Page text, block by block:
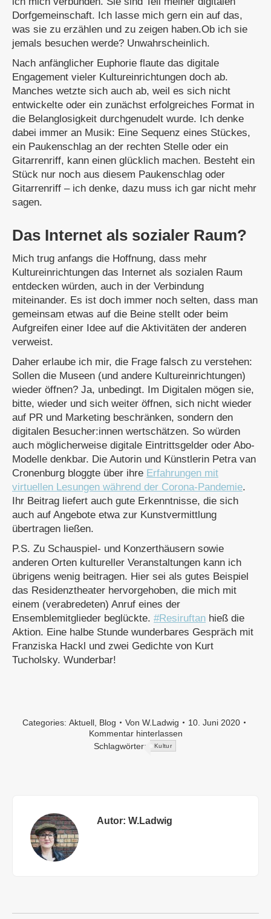
Dorfgemeinschaft. Ich lasse mich gern ein auf das,
was sie zu erzählen und zu zeigen haben.Ob ich sie
jemals besuchen werde? Unwahrscheinlich.
Nach anfänglicher Euphorie flaute das digitale
Engagement vieler Kultureinrichtungen doch ab.
Manches wetzte sich auch ab, weil es sich nicht
entwickelte oder ein zunächst erfolgreiches Format in
die Belanglosigkeit durchgenudelt wurde. Ich denke
dabei immer an Musik: Eine Sequenz eines Stückes,
ein Paukenschlag an der rechten Stelle oder ein
Gitarrenriff, kann einen glücklich machen. Besteht ein
Stück nur noch aus diesem Paukenschlag oder
Gitarrenriff – ich denke, dazu muss ich gar nicht mehr
sagen.
Das Internet als sozialer Raum?
Mich trug anfangs die Hoffnung, dass mehr
Kultureinrichtungen das Internet als sozialen Raum
entdecken würden, auch in der Verbindung
miteinander. Es ist doch immer noch selten, dass man
gemeinsam etwas auf die Beine stellt oder beim
Aufgreifen einer Idee auf die Aktivitäten der anderen
verweist.
Daher erlaube ich mir, die Frage falsch zu verstehen:
Sollen die Museen (und andere Kultureinrichtungen)
wieder öffnen? Ja, unbedingt. Im Digitalen mögen sie,
bitte, wieder und sich weiter öffnen, sich nicht wieder
auf PR und Marketing beschränken, sondern den
digitalen Besucher:innen wertschätzen. So würden
auch möglicherweise digitale Eintrittsgelder oder Abo-
Modelle denkbar. Die Autorin und Künstlerin Petra van
Cronenburg bloggte über ihre Erfahrungen mit
virtuellen Lesungen während der Corona-Pandemie.
Ihr Beitrag liefert auch gute Erkenntnisse, die sich
auch auf Angebote etwa zur Kunstvermittlung
übertragen ließen.
P.S. Zu Schauspiel- und Konzerthäusern sowie
anderen Orten kultureller Veranstaltungen kann ich
übrigens wenig beitragen. Hier sei als gutes Beispiel
das Residenztheater hervorgehoben, die mich mit
einem (verabredeten) Anruf eines der
Ensemblemitglieder beglückte. #Resiruftan hieß die
Aktion. Eine halbe Stunde wunderbares Gespräch mit
Franziska Hackl und zwei Gedichte von Kurt
Tucholsky. Wunderbar!
Categories: Aktuell, Blog Von W.Ladwig
10. Juni 2020
Kommentar hinterlassen
Schlagwörter:
Kultur
Autor: W.Ladwig